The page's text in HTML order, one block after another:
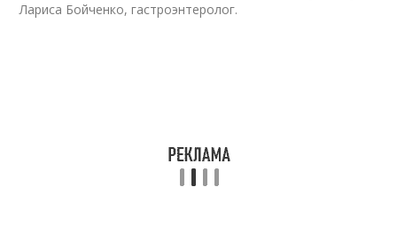
Лариса Бойченко, гастроэнтеролог.